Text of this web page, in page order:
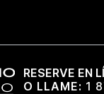
RESERVE EN
O LLAME: 1